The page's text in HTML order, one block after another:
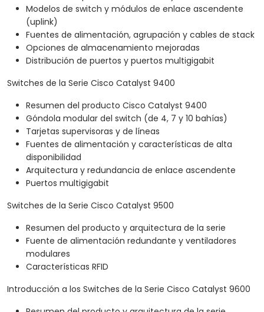
Modelos de switch y módulos de enlace ascendente
(uplink)
Fuentes de alimentación, agrupación y cables de stack
Opciones de almacenamiento mejoradas
Distribución de puertos y puertos multigigabit
Switches de la Serie Cisco Catalyst 9400
Resumen del producto Cisco Catalyst 9400
Góndola modular del switch (de 4, 7 y 10 bahías)
Tarjetas supervisoras y de líneas
Fuentes de alimentación y características de alta
disponibilidad
Arquitectura y redundancia de enlace ascendente
Puertos multigigabit
Switches de la Serie Cisco Catalyst 9500
Resumen del producto y arquitectura de la serie
Fuente de alimentación redundante y ventiladores
modulares
Características RFID
Introducción a los Switches de la Serie Cisco Catalyst 9600